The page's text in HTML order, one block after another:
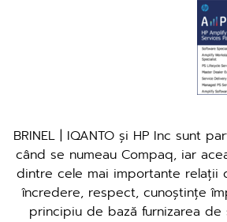
BRINEL | IQANTO și HP Inc sunt
când se numeau Compaq, iar
dintre cele mai importante relații
încredere, respect, cunoștințe
principiu de bază furnizarea